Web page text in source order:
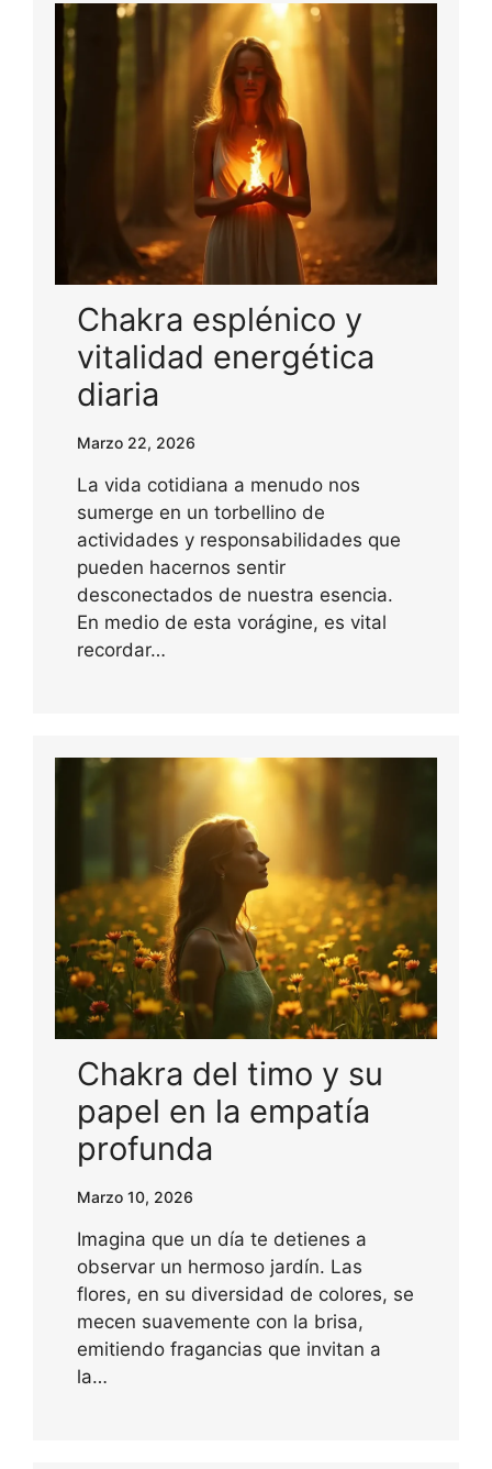
Chakra esplénico y
vitalidad energética
diaria
Marzo 22, 2026
La vida cotidiana a menudo nos
sumerge en un torbellino de
actividades y responsabilidades que
pueden hacernos sentir
desconectados de nuestra esencia.
En medio de esta vorágine, es vital
recordar…
Chakra del timo y su
papel en la empatía
profunda
Marzo 10, 2026
Imagina que un día te detienes a
observar un hermoso jardín. Las
flores, en su diversidad de colores, se
mecen suavemente con la brisa,
emitiendo fragancias que invitan a
la…